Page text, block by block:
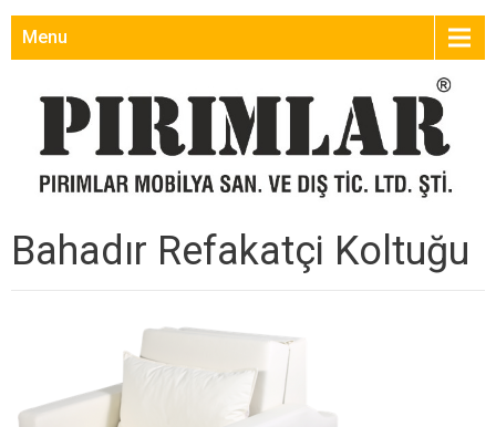
Menu
Bahadır Refakatçi Koltuğu